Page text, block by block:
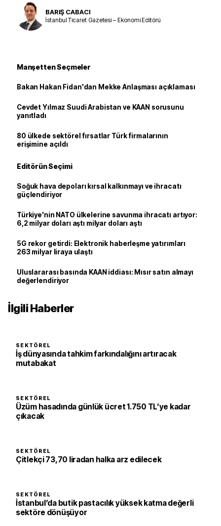
BARIŞ CABACI
İstanbul Ticaret Gazetesi – Ekonomi Editörü
Manşetten Seçmeler
Bakan Hakan Fidan'dan Mekke Anlaşması açıklaması
Cevdet Yılmaz Suudi Arabistan ve KAAN sorusunu
yanıtladı
80 ülkede sektörel fırsatlar Türk firmalarının
erişimine açıldı
Editörün Seçimi
Soğuk hava depoları kırsal kalkınmayı ve ihracatı
güçlendiriyor
Türkiye'nin NATO ülkelerine savunma ihracatı artıyor:
6,2 milyar doları aştı milyar doları aştı
5G rekor getirdi: Elektronik haberleşme yatırımları
263 milyar liraya ulaştı
Uluslararası basında KAAN iddiası: Mısır satın almayı
değerlendiriyor
İlgili Haberler
SEKTÖREL
İş dünyasında tahkim farkındalığını artıracak
mutabakat
SEKTÖREL
Üzüm hasadında günlük ücret 1.750 TL’ye kadar
çıkacak
SEKTÖREL
Çitlekçi 73,70 liradan halka arz edilecek
SEKTÖREL
İstanbul’da butik pastacılık yüksek katma değerli
sektöre dönüşüyor